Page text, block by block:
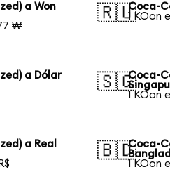
a Won
₩
🇷🇺Coca-
1 KOon
a Dólar
🇸🇬Coca-
1 KOon
a Real
🇧🇩Coca-
1 KOon